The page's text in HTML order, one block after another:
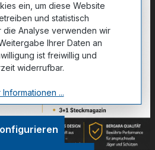
M L S
ein, um diese Website
und statistisch
die Analyse verwenden wir
Ihrer Daten an
ist freiwillig und
widerrufbar.
Informationen ...